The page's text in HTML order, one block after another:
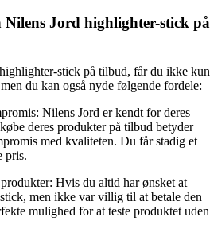
Nilens Jord highlighter-stick på
stick på tilbud, får du ikke kun
du kan også nyde følgende fordele:
Nilens Jord er kendt for deres
deres produkter på tilbud betyder
med kvaliteten. Du får stadig et
pris.
Hvis du altid har ønsket at
men ikke var villig til at betale den
mulighed for at teste produktet uden